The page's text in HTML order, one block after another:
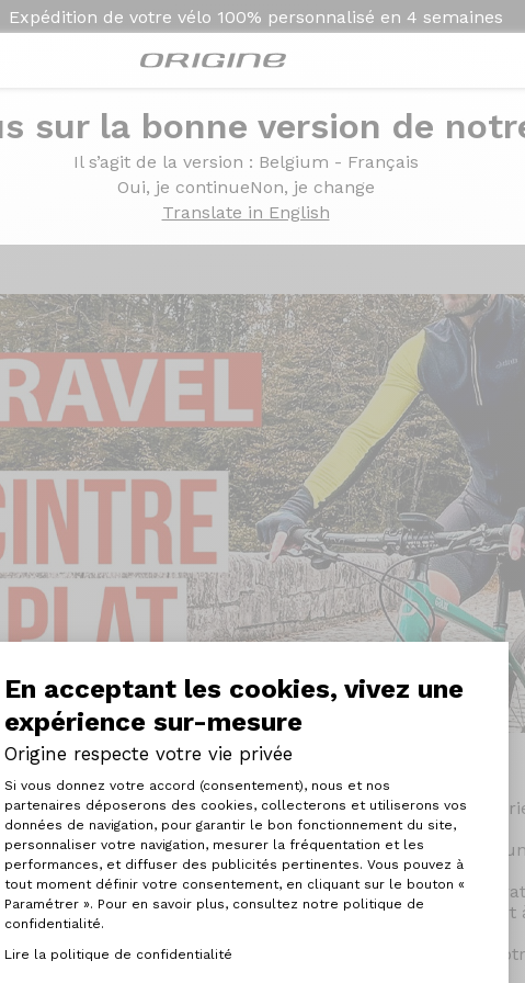
En acceptant les cookies, vivez une
expérience sur-mesure
Origine respecte votre vie privée
Plateforme de Gestion du
Si vous donnez votre accord (consentement), nous et nos
partenaires déposerons des cookies, collecterons et utiliserons vos
données de navigation, pour garantir le bon fonctionnement du site,
personnaliser votre navigation, mesurer la fréquentation et les
performances, et diffuser des publicités pertinentes. Vous pouvez à
tout moment définir votre consentement, en cliquant sur le bouton «
Paramétrer ». Pour en savoir plus, consultez notre politique de
confidentialité.
Lire la politique de confidentialité
Axeptio consent
Expédition de votre vélo 100% personnalisé en 4 semaines
sur la bonne version de
Il s’agit de la version : Belgium - Français
Oui, je continueNon, je change
Translate in English
cintre plat : Tout ce qu'il faut savoir avant de changer
cintre plat : Tout ce
Bike : Une Bonne Idée ? Avantages, Inconvénients et
explique pourquoi j’ai choisi d’équiper mon gravel bike
questions que vous pourriez vous poser sur cette
et les inconvénients d’un cintre plat (flatbar) par rapport
t-il la maniabilité, le confort, et la performance de
tout-terrain ?